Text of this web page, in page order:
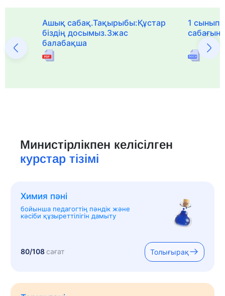
Ашық сабақ.Тақырыбы:Құстар
біздің досымыз.3жас
балабақша
1
Министірлікпен келісілген
курстар тізімі
Химия пәні
бойынша педагогтің пәндік және
кәсіби құзыреттілігін дамыту
80/108сағат Толығырақ